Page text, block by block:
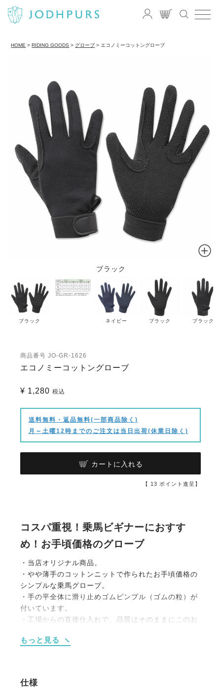
HOME RIDING GOODS グローブ エコノミーコットングローブ
ブラック
ブラック ネイビー ブラック ブラック
商品番号 JO-GR-1626
エコノミーコットングローブ
¥ 1,280 税込
送料無料・返品無料(一部商品除く)
月～土曜12時までのご注文は当日出荷(休業日除く)
カートに入れる
【 13 ポイント進呈】
コスパ重視！乗馬ビギナーにおすす
め！お手頃価格のグローブ
・当店オリジナル商品。
・やや薄手のコットンニットで作られたお手頃価格の
シンプルな乗馬グローブ。
・手の平全体に滑り止めゴムピンプル（ゴムの粒）が
付いています。
・工場からの直接仕入れで、品質はそのままにこのお
・乗馬ビギナーや、耐久性にはこだわらずお値段重視
もっと見る
仕様